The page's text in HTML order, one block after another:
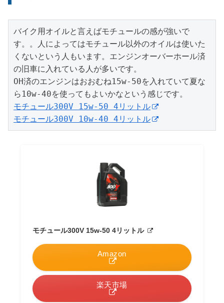
バイク用オイルと言えばモチュールの感が強いで
す。。人によってはモチュール以外のオイルは使いた
くないという人もいます。エンジンオーバーホール済
の旧車に入れている人が多いです。
OH済のエンジンはおおむね15w-50を入れていて夏な
モチュール300V 15w-50 4リットル
モチュール300V 10w-40 4リットル
モチュール300V 15w-50 4リットル
Amazon
楽天市場